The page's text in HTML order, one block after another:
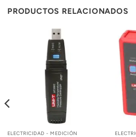
PRODUCTOS RELACIONADOS
ELECTRICIDAD - MEDICIÓN